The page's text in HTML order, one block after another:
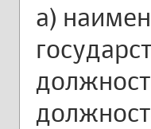
а)